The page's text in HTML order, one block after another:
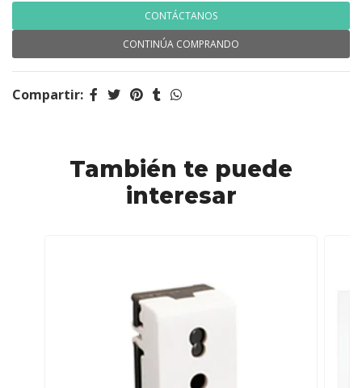
CONTÁCTANOS
CONTINÚA COMPRANDO
Compartir:
También te puede
interesar